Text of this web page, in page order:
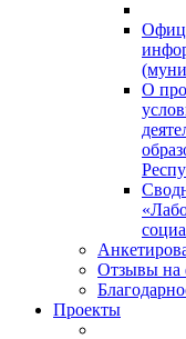
О
Отзывы на
Проекты